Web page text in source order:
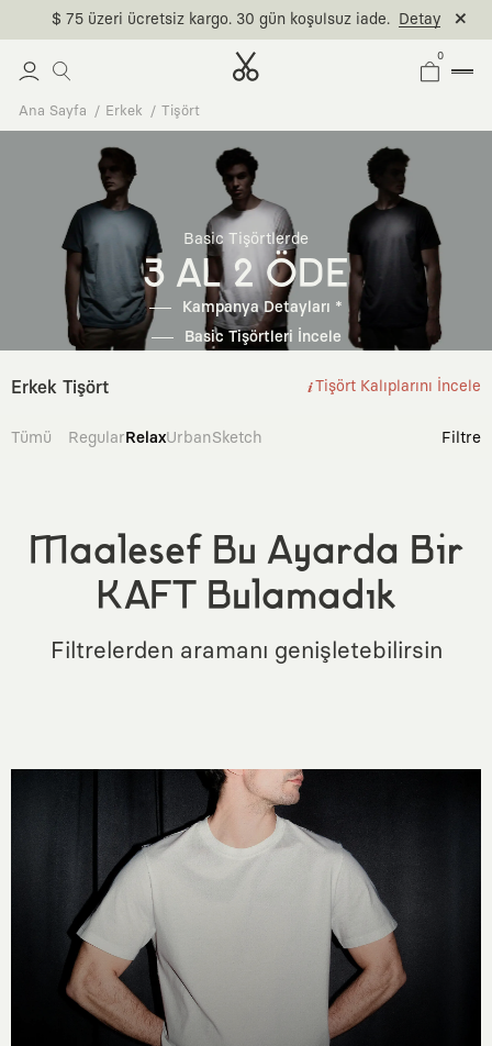
$ 75 üzeri ücretsiz kargo. 30 gün koşulsuz iade. Detay
0
Ana Sayfa Erkek Tişört
Basic Tişörtlerde
3 AL 2 ÖDE
Kampanya Detayları *
Basic Tişörtleri İncele
Erkek Tişört Tişört Kalıplarını İncele
Tümü RegularRelaxUrbanSketch Filtre
Maalesef Bu Ayarda Bir
KAFT Bulamadık
Filtrelerden aramanı genişletebilirsin